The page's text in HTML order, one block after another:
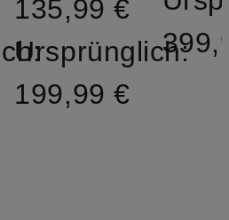
135,99 €
Ursprünglich:
199,99 €